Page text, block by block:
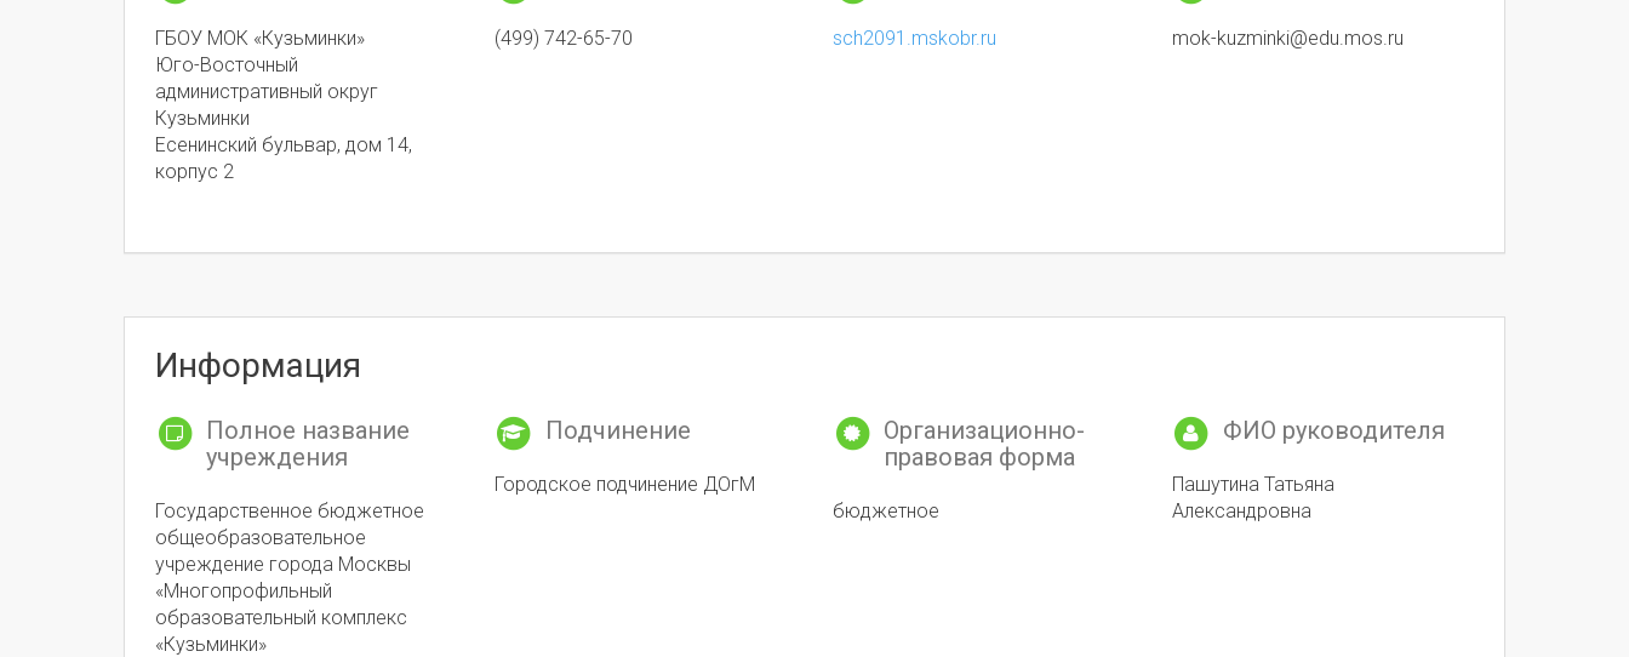
ГБОУ МОК «Кузьминки»
Юго-Восточный
административный округ
Кузьминки
Есенинский бульвар, дом 14,
корпус 2
(499) 742-65-70 sch2091.mskobr.ru mok-kuzminki@edu.mos.ru
Информация
Полное название
учреждения
Государственное бюджетное
общеобразовательное
учреждение города Москвы
«Многопрофильный
образовательный комплекс
«Кузьминки»
Подчинение
Городское подчинение ДОгМ
Организационно-
правовая форма
бюджетное
ФИО руководителя
Пашутина Татьяна
Александровна